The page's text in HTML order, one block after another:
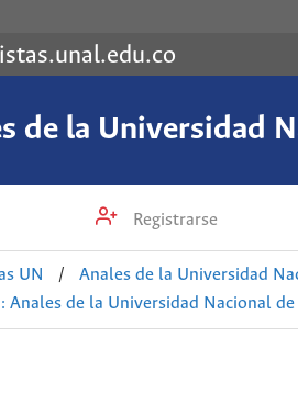
de la Universidad
Registrarse
UN / Anales de la Universidad
de la Universidad Nacional